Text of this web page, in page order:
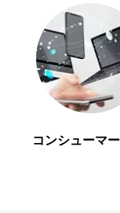
コンシューマ